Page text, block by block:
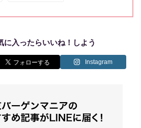
に入ったらいいね！しよう
Instagram